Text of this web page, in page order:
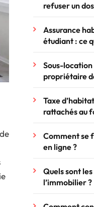
refuser un
Assurance
étudiant : ce
Sous-location
propriétaire
Taxe
rattachés au
Comment se
en ligne ?
Quels sont
l’immobilier ?